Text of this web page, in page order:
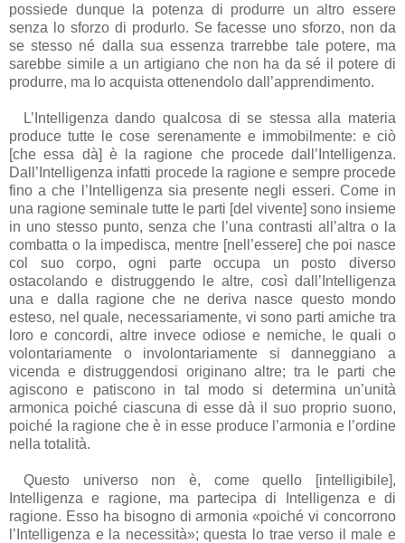
possiede dunque la potenza di produrre un altro essere
senza lo sforzo di produrlo. Se facesse uno sforzo, non da
se stesso né dalla sua essenza trarrebbe tale potere, ma
sarebbe simile a un artigiano che non ha da sé il potere di
produrre, ma lo acquista ottenendolo dall’apprendimento.
L’Intelligenza dando qualcosa di se stessa alla materia
produce tutte le cose serenamente e immobilmente: e ciò
[che essa dà] è la ragione che procede dall’Intelligenza.
Dall’Intelligenza infatti procede la ragione e sempre procede
fino a che l’Intelligenza sia presente negli esseri. Come in
una ragione seminale tutte le parti [del vivente] sono insieme
in uno stesso punto, senza che l’una contrasti all’altra o la
combatta o la impedisca, mentre [nell’essere] che poi nasce
col suo corpo, ogni parte occupa un posto diverso
ostacolando e distruggendo le altre, così dall’Intelligenza
una e dalla ragione che ne deriva nasce questo mondo
esteso, nel quale, necessariamente, vi sono parti amiche tra
loro e concordi, altre invece odiose e nemiche, le quali o
volontariamente o involontariamente si danneggiano a
vicenda e distruggendosi originano altre; tra le parti che
agiscono e patiscono in tal modo si determina un’unità
armonica poiché ciascuna di esse dà il suo proprio suono,
poiché la ragione che è in esse produce l’armonia e l’ordine
nella totalità.
Questo universo non è, come quello [intelligibile],
Intelligenza e ragione, ma partecipa di Intelligenza e di
ragione. Esso ha bisogno di armonia «poiché vi concorrono
l’Intelligenza e la necessità»; questa lo trae verso il male e